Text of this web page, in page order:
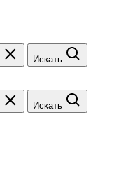
Искать
Искать